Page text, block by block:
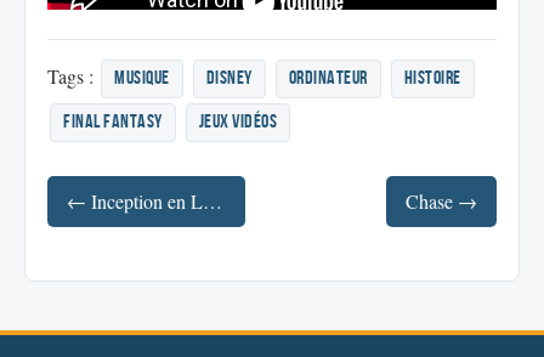
Tags : musique disney ordinateur
histoire
final fantasy
jeux vidéos
← Inception en LEGO Chase →